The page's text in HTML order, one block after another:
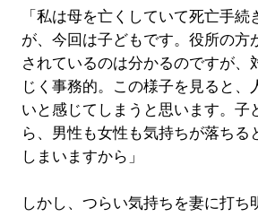
「私は母を亡くしていて死亡手続
が、今回は子どもです。役所の方
されているのは分かるのですが、
じく事務的。この様子を見ると、
いと感じてしまうと思います。子
ら、男性も女性も気持ちが落ちる
しまいますから」
しかし、つらい気持ちを妻に打ち